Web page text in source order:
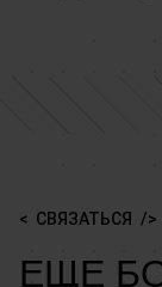
СВЯЗАТЬСЯ
ЕЩЕ